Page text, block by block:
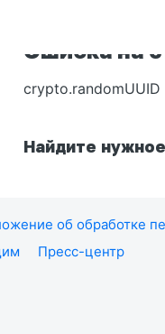
Ошибка на
Найдите
об обработке
Пресс-центр